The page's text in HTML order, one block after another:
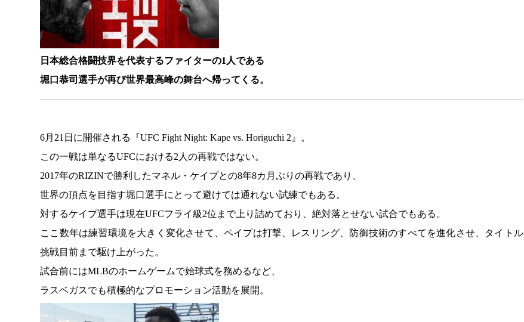
日本総合格闘技界を代表するファイターの1人である
堀口恭司選手が再び世界最高峰の舞台へ帰ってくる。
6月21日に開催される『UFC Fight Night: Kape vs. Horiguchi 2』。
この一戦は単なるUFCにおける2人の再戦ではない。
2017年のRIZINで勝利したマネル・ケイプとの8年8カ月ぶりの再戦であり、
世界の頂点を目指す堀口選手にとって避けては通れない試練でもある。
対するケイプ選手は現在UFCフライ級2位まで上り詰めており、絶対落とせない試合でもある。
ここ数年は練習環境を大きく変化させて、ペイプは打撃、レスリング、防御技術のすべてを進化させ、タイトル
挑戦目前まで駆け上がった。
試合前にはMLBのホームゲームで始球式を務めるなど、
ラスベガスでも積極的なプロモーション活動を展開。